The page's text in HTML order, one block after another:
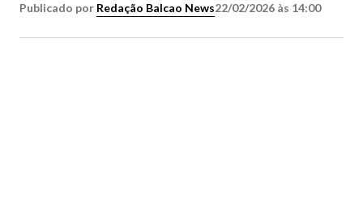
Publicado por Redação Balcao News22/02/2026 às 14:00